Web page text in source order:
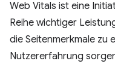
Web Vitals ist eine
Reihe wichtiger
die Seitenmerkmale zu
Nutzererfahrung